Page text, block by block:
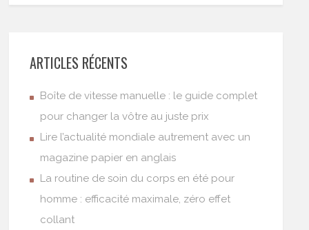
ARTICLES RÉCENTS
Boîte de vitesse manuelle : le guide complet
pour changer la vôtre au juste prix
Lire l’actualité mondiale autrement avec un
magazine papier en anglais
La routine de soin du corps en été pour
homme : efficacité maximale, zéro effet
collant